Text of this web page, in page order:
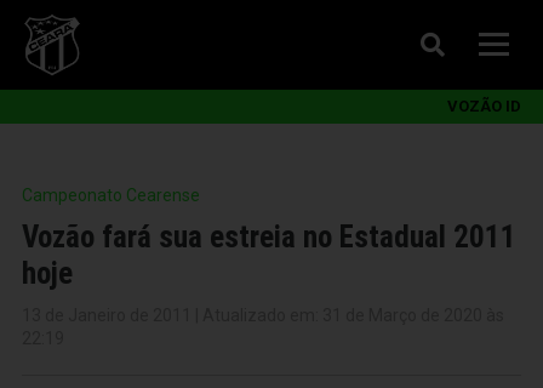
VOZÃO ID
Campeonato Cearense
Vozão fará sua estreia no Estadual 2011
hoje